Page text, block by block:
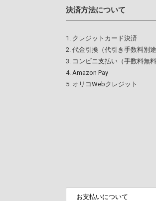
決済方法について
クレジットカード決済
代金引換（代引き手数料別途
コンビニ支払い（手数料無料
Amazon Pay
オリコWebクレジット
お支払いについて